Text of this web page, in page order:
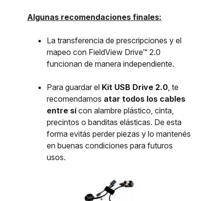
Algunas recomendaciones finales:
La transferencia de prescripciones y el
mapeo con FieldView Drive™ 2.0
funcionan de manera independiente.
Para guardar el Kit USB Drive 2.0 , te
recomendamos atar todos los cables
entre sícon alambre plástico, cinta,
precintos o banditas elásticas. De esta
forma evitás perder piezas y lo mantenés
en buenas condiciones para futuros
usos.